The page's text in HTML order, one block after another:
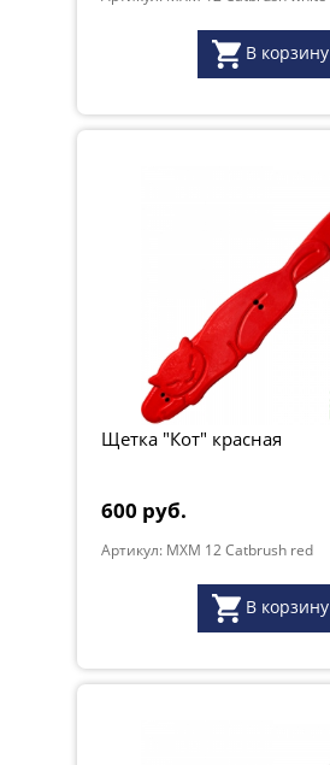
В корзину
Щетка "Кот" красная
600 руб.
Артикул: MXM 12 Catbrush red
В корзину